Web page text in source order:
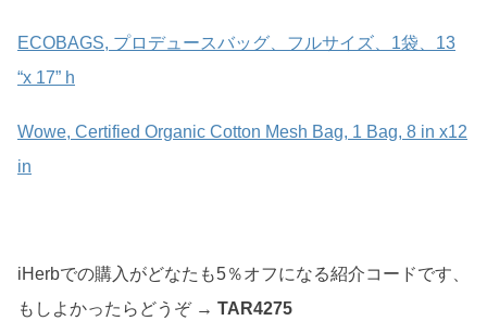
ECOBAGS, プロデュースバッグ、フルサイズ、1袋、13
“x 17” h
Wowe, Certified Organic Cotton Mesh Bag, 1 Bag, 8 in x12
in
iHerbでの購入がどなたも5％オフになる紹介コードです、
もしよかったらどうぞ → TAR4275